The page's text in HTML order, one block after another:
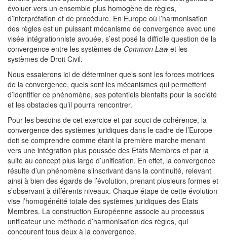
évoluer vers un ensemble plus homogène de règles,
d’interprétation et de procédure. En Europe où l’harmonisation
des règles est un puissant mécanisme de convergence avec une
visée intégrationniste avouée, s’est posé la difficile question de la
convergence entre les systèmes de Common Lawet les
systèmes de Droit Civil.
Nous essaierons ici de déterminer quels sont les forces motrices
de la convergence, quels sont les mécanismes qui permettent
d’identifier ce phénomène, ses potentiels bienfaits pour la société
et les obstacles qu’il pourra rencontrer.
Pour les besoins de cet exercice et par souci de cohérence, la
convergence des systèmes juridiques dans le cadre de l’Europe
doit se comprendre comme étant la première marche menant
vers une intégration plus poussée des Etats Membres et par la
suite au concept plus large d’unification. En effet, la convergence
résulte d’un phénomène s’inscrivant dans la continuité, relevant
ainsi à bien des égards de l’évolution, prenant plusieurs formes et
s’observant à différents niveaux. Chaque étape de cette évolution
vise l’homogénéité totale des systèmes juridiques des Etats
Membres. La construction Européenne associe au processus
unificateur une méthode d’harmonisation des règles, qui
concourent tous deux à la convergence.